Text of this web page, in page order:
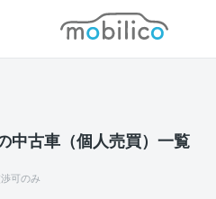
モビリコ
中古車（個人売買）一覧
可のみ